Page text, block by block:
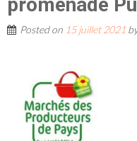
Posted on 15 juillet 2021